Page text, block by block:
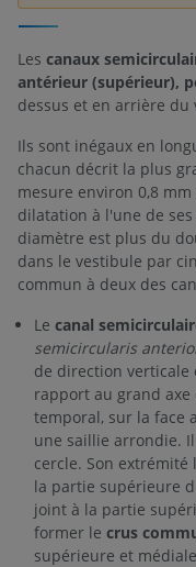
Les canaux
antérieur (supérieur),
dessus et en arrière du
Ils sont inégaux en
chacun décrit la plus
mesure environ 0,8
dilatation à l'une de
diamètre est plus du
dans le vestibule par
commun à deux des
Le canal
semicircularis
de direction verticale
rapport au grand
temporal, sur la face
une saillie arrondie.
cercle. Son
la partie supérieure
joint à la partie
former le crus
supérieure et